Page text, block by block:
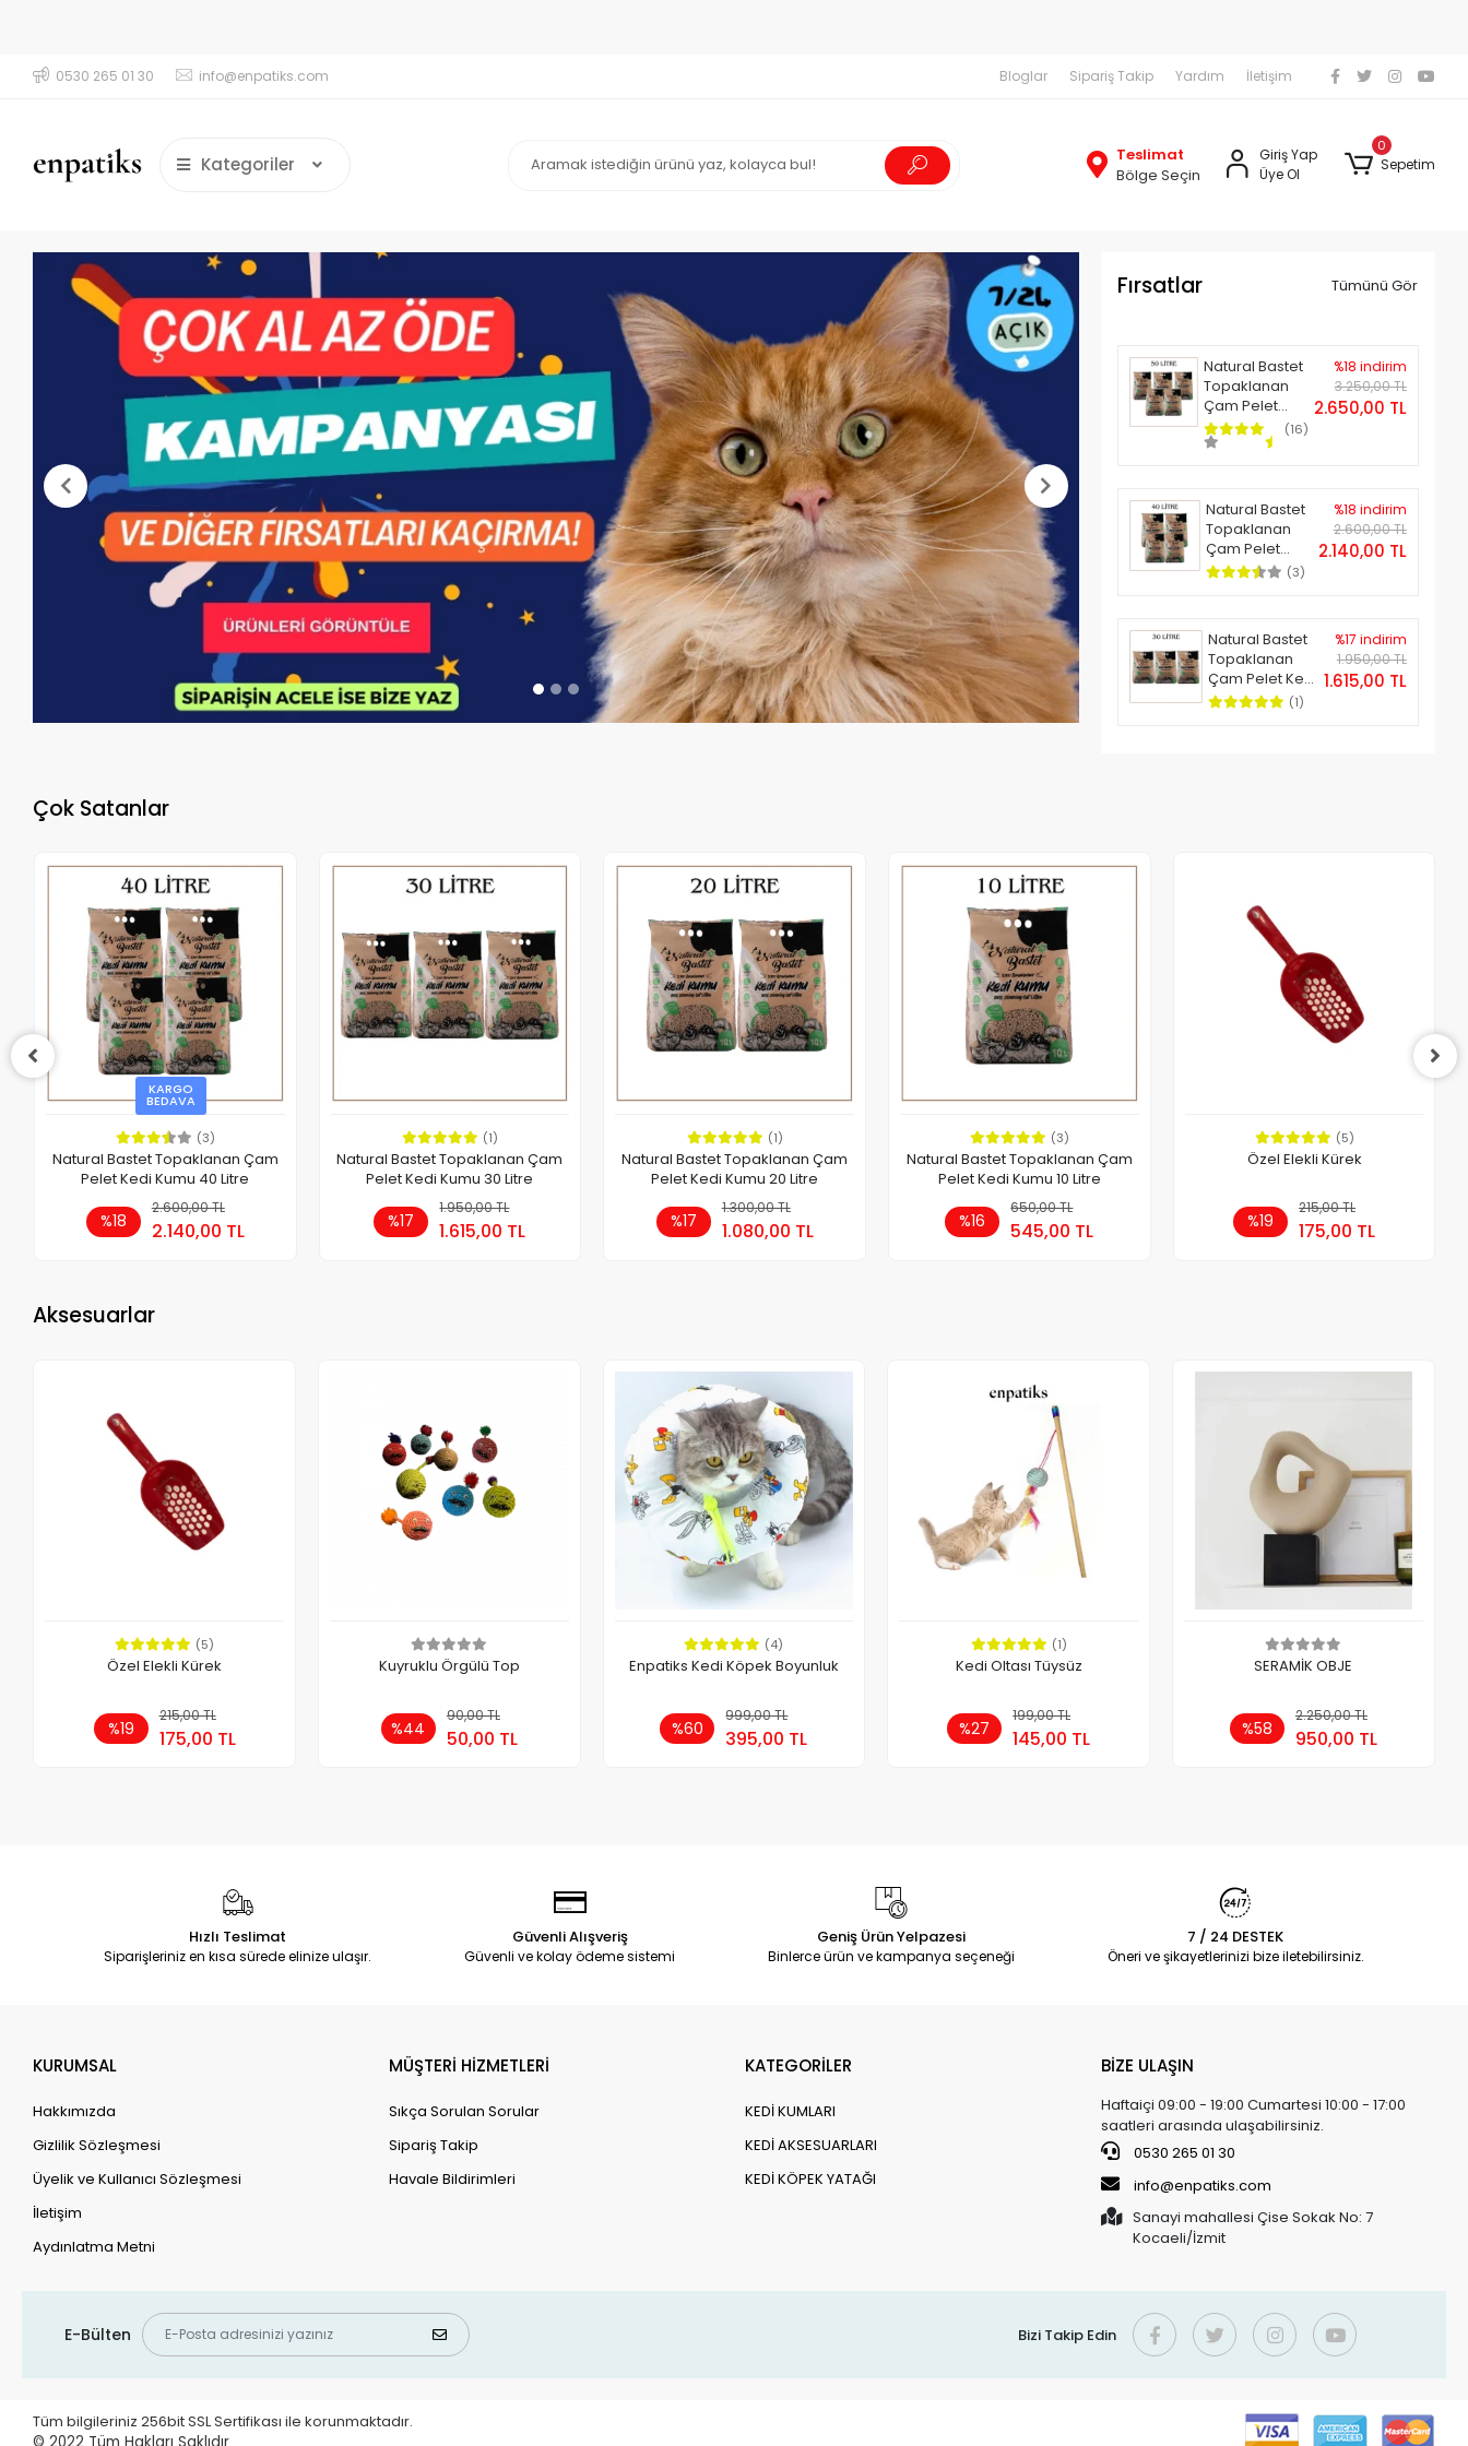
2000₺ ve üzeri
0530 265 01 30 info@enpatiks.com Bloglar Sipariş Takip Yardım İletişim
Kategoriler
Teslimat
Bölge Seçin
Giriş Yap
Üye Ol
0
Sepetim
Fırsatlar Tümünü Gör
Natural Bastet
Topaklanan
Çam Pelet
Kedi Kumu 50
Litre
(16)
%18 indirim
3.250,00 TL
2.650,00 TL
Natural Bastet
Topaklanan
Çam Pelet
Kedi Kumu 40
(3)
%18 indirim
2.600,00 TL
2.140,00 TL
Natural Bastet
Topaklanan
Çam Pelet Kedi
Kumu 30 Litre
(1)
%17 indirim
1.950,00 TL
1.615,00 TL
Çok Satanlar
KARGO
BEDAVA
(3)
Natural Bastet Topaklanan Çam
Pelet Kedi Kumu 40 Litre
%18
2.600,00 TL
2.140,00 TL
Sepete Ekle
(1)
Natural Bastet Topaklanan Çam
Pelet Kedi Kumu 30 Litre
%17
1.950,00 TL
1.615,00 TL
Sepete Ekle
(1)
Natural Bastet Topaklanan Çam
Pelet Kedi Kumu 20 Litre
%17
1.300,00 TL
1.080,00 TL
Sepete Ekle
(3)
Natural Bastet Topaklanan Çam
Pelet Kedi Kumu 10 Litre
%16
650,00 TL
545,00 TL
Sepete Ekle
(5)
Özel Elekli Kürek
%19
215,00 TL
175,00 TL
Sepete Ekle
Aksesuarlar
(5)
Özel Elekli Kürek
%19
215,00 TL
175,00 TL
Sepete Ekle
Kuyruklu Örgülü Top
%44
90,00 TL
50,00 TL
Sepete Ekle
(4)
Enpatiks Kedi Köpek Boyunluk
%60
999,00 TL
395,00 TL
Sepete Ekle
(1)
Kedi Oltası Tüysüz
%27
199,00 TL
145,00 TL
Sepete Ekle
SERAMİK OBJE
%58
2.250,00 TL
950,00 TL
Sepete Ekle
Hızlı Teslimat
Siparişleriniz en kısa sürede elinize ulaşır.
Güvenli Alışveriş
Güvenli ve kolay ödeme sistemi
Geniş Ürün Yelpazesi
Binlerce ürün ve kampanya seçeneği
7 / 24 DESTEK
Öneri ve şikayetlerinizi bize iletebilirsiniz.
KURUMSAL
Hakkımızda
Gizlilik Sözleşmesi
Üyelik ve Kullanıcı Sözleşmesi
İletişim
Aydınlatma Metni
MÜŞTERİ HİZMETLERİ
Sıkça Sorulan Sorular
Sipariş Takip
Havale Bildirimleri
KATEGORİLER
KEDİ KUMLARI
KEDİ AKSESUARLARI
KEDİ KÖPEK YATAĞI
BİZE ULAŞIN
Haftaiçi 09:00 - 19:00 Cumartesi 10:00 - 17:00
saatleri arasında ulaşabilirsiniz.
0530 265 01 30
info@enpatiks.com
Sanayi mahallesi Çise Sokak No: 7
Kocaeli/İzmit
E-Bülten Bizi Takip Edin
Tüm bilgileriniz 256bit SSL Sertifikası ile korunmaktadır.